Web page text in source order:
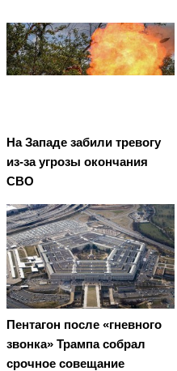
На Западе забили тревогу
из-за угрозы окончания
СВО
Пентагон после «гневного
звонка» Трампа собрал
срочное совещание